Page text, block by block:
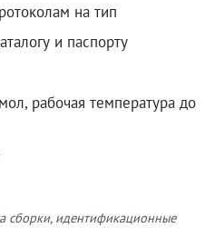
на тип
и паспорту
рабочая температура до
сборки, идентификационные